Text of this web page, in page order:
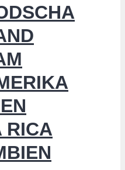
RICA